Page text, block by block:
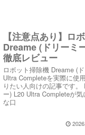
【注意点あり】ロ
Dreame (ドリーミ
徹底レビュー
ロボット掃除機 Dreame (
Ultra Completeを実際に使
りたい人向けの記事です。
ー) L20 Ultra Completeが
な口